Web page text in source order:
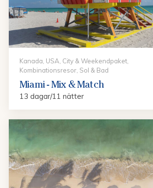
Kanada, USA, City & Weekendpaket,
Kombinationsresor, Sol & Bad
Miami - Mix & Match
13 dagar/11 nätter